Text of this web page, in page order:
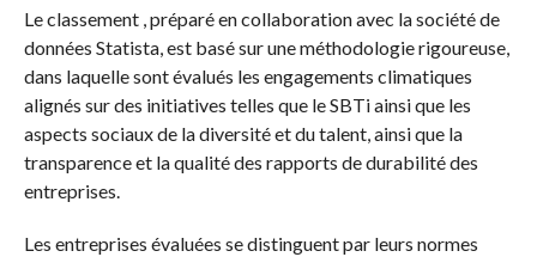
Le classement , préparé en collaboration avec la société de
données Statista, est basé sur une méthodologie rigoureuse,
dans laquelle sont évalués les engagements climatiques
alignés sur des initiatives telles que le SBTi ainsi que les
aspects sociaux de la diversité et du talent, ainsi que la
transparence et la qualité des rapports de durabilité des
entreprises.
Les entreprises évaluées se distinguent par leurs normes